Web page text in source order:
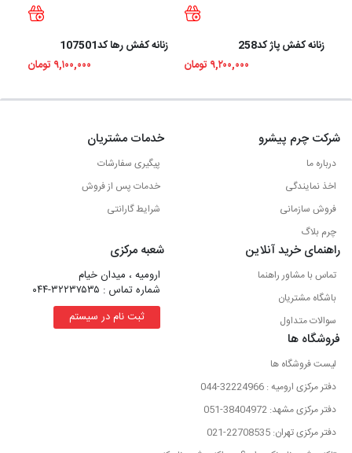
زنانه کفش پاژ کد258
۹,۲۰۰,۰۰۰ تومان
زنانه کفش رها کد107501
۹,۱۰۰,۰۰۰ تومان
شرکت چرم پیشرو
درباره ما
اخذ نمایندگی
فروش سازمانی
چرم بلاگ
خدمات مشتریان
پیگیری سفارشات
خدمات پس از فروش
شرایط گارانتی
راهنمای خرید آنلاین
تماس با مشاور راهنما
باشگاه مشتریان
سوالات متداول
شعبه مرکزی
ارومیه ، میدان خیام
شماره تماس : ۳۲۲۳۷۵۳۵-۰۴۴
ثبت نام در سیستم
فروشگاه ها
لیست فروشگاه ها
دفتر مرکزی ارومیه : 32224966-044
دفتر مرکزی مشهد: 38404972-051
دفتر مرکزی تهران: 22708535-021